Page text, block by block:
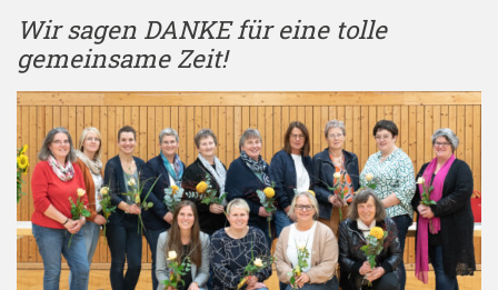
Wir sagen DANKE für eine tolle
gemeinsame Zeit!